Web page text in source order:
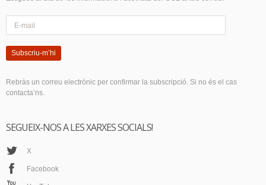
Subscriu-m’hi
Rebràs un correu electrònic per confirmar la subscripció. Si no és el cas
contacta’ns.
SEGUEIX-NOS A LES XARXES SOCIALS!
X
Facebook